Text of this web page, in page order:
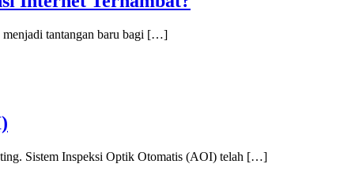
menjadi tantangan baru bagi […]
Sistem Inspeksi Optik Otomatis (AOI) telah […]